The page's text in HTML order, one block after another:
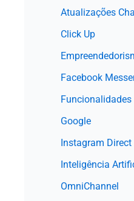
Atualizações
Click Up
Facebook
Funcionalidades
Google
Instagram Direct
Inteligência
OmniChannel